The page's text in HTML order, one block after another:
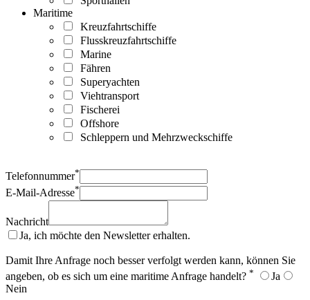
Maritime
Kreuzfahrtschiffe
Flusskreuzfahrtschiffe
Marine
Fähren
Superyachten
Viehtransport
Fischerei
Offshore
Schleppern und Mehrzweckschiffe
Telefonnummer*
E-Mail-Adresse*
Nachricht
Ja, ich möchte den Newsletter erhalten.
Damit Ihre Anfrage noch besser verfolgt werden kann, können Sie
angeben, ob es sich um eine maritime Anfrage handelt? *
Ja
Nein